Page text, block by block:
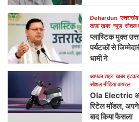
Dehardun उत्तराखंड
ताज़ा ख़बर न्यूज़ सोशल
प्लास्टिक मुक्त
पर्यटकों से
धामी ने
आपका शहर खबर हटकर
सोशल मीडिया वायरल
Ola Electric
रिटेल मॉडल,
बाद किया फैसला